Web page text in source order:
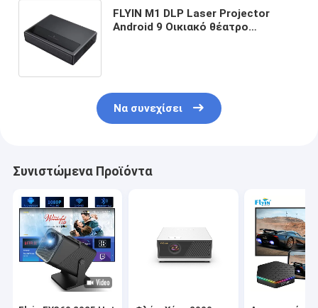
FLYIN M1 DLP Laser Projector
Android 9 Οικιακό θέατρο
Να συνεχίσει
Συνιστώμενα Προϊόντα